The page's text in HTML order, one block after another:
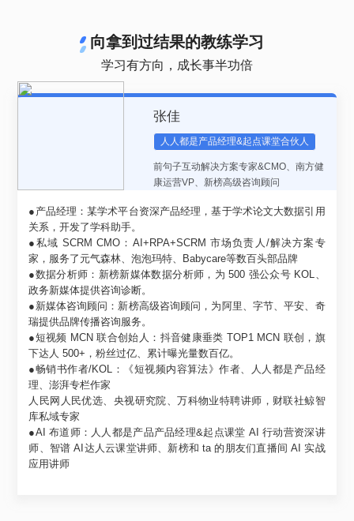
向拿到过结果的教练学习
学习有方向，成长事半功倍
张佳
人人都是产品经理&起点课堂合伙人
前句子互动解决方案专家&CMO、南方健
康运营VP、新榜高级咨询顾问
●产品经理：某学术平台资深产品经理，基于学术论文大数据引用
关系，开发了学科助手。
●私域 SCRM CMO：AI+RPA+SCRM 市场负责人/解决方案专
家，服务了元气森林、泡泡玛特、Babycare等数百头部品牌
●数据分析师：新榜新媒体数据分析师，为 500 强公众号 KOL、
政务新媒体提供咨询诊断。
●新媒体咨询顾问：新榜高级咨询顾问，为阿里、字节、平安、奇
瑞提供品牌传播咨询服务。
●短视频 MCN 联合创始人：抖音健康垂类 TOP1 MCN 联创，旗
下达人 500+，粉丝过亿、累计曝光量数百亿。
●畅销书作者/KOL：《短视频内容算法》作者、人人都是产品经
理、澎湃专栏作家
人民网人民优选、央视研究院、万科物业特聘讲师，财联社鲸智
库私域专家
●AI 布道师：人人都是产品产品经理&起点课堂 AI 行动营资深讲
师、智谱 AI达人云课堂讲师、新榜和 ta 的朋友们直播间 AI 实战
应用讲师